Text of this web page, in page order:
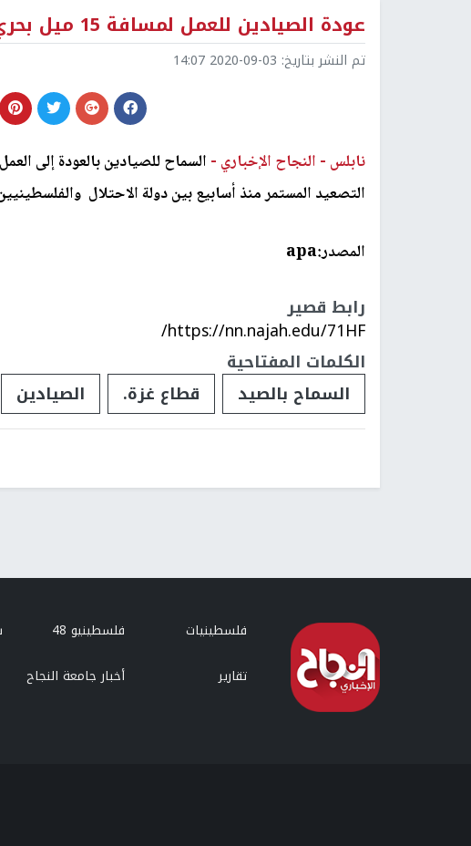
عودة الصيادين للعمل لمسافة 15 ميل بحري بعد اتفاق التهدئة
تم النشر بتاريخ: 2020-09-03 14:07
Image 1 of 9.
Previous
نابلس -النجاح الإخباري -
التصعيد المستمر منذ أسابيع بين دولة الاحتلال والفلسطينيين.
المصدر:apa